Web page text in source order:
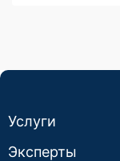
Услуги
Эксперты